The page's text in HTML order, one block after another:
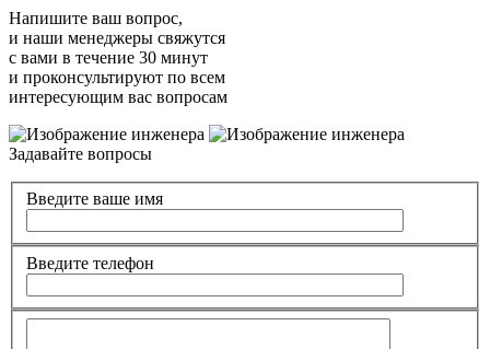
Напишите ваш вопрос,
и наши менеджеры свяжутся
с вами в течение 30 минут
и проконсультируют по всем
интересующим вас вопросам
Задавайте вопросы
Введите ваше имя
Введите телефон